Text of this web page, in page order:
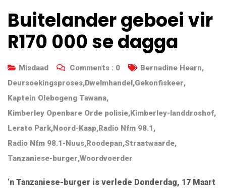
Buitelander geboei vir
R170 000 se dagga
Misdaad Comments : 0 Bernadine Hearn,
Deursoekingsproses,Dwelmhandel,Gekonfiskeer,
Kaptein Olebogeng Tawana,
Kimberley Openbare Orde polisie,Kimberley-landdroshof,
Lerato Park,Noord-Kaap,Radio Nfm 98.1,
Radio Nfm 98.1-Nuus,Roodepan,Straatwaarde,
Tanzaniese-burger,Woordvoerder
‘n Tanzaniese-burger is verlede Donderdag, 17 Maart